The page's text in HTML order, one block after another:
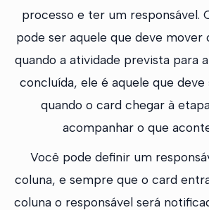
processo e ter um responsável.
pode ser aquele que deve mover
quando a atividade prevista para
concluída, ele é aquele que
quando o card chegar à
acompanhar o que
Você pode definir um
coluna, e sempre que o card
coluna o responsável será